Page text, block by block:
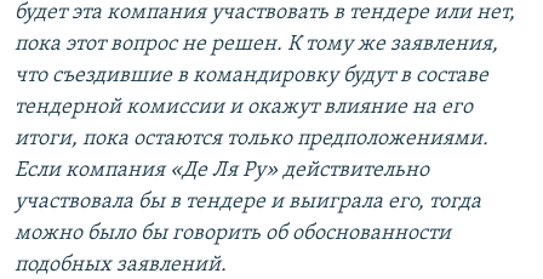
будет эта компания участвовать в тендере или нет,
пока этот вопрос не решен. К тому же заявления,
что съездившие в командировку будут в составе
тендерной комиссии и окажут влияние на его
итоги, пока остаются только предположениями.
Есликомпания «Де Ля Ру» действительно
участвовала бы в тендере и выиграла его, тогда
можно было бы говорить об обоснованности
подобных заявлений.